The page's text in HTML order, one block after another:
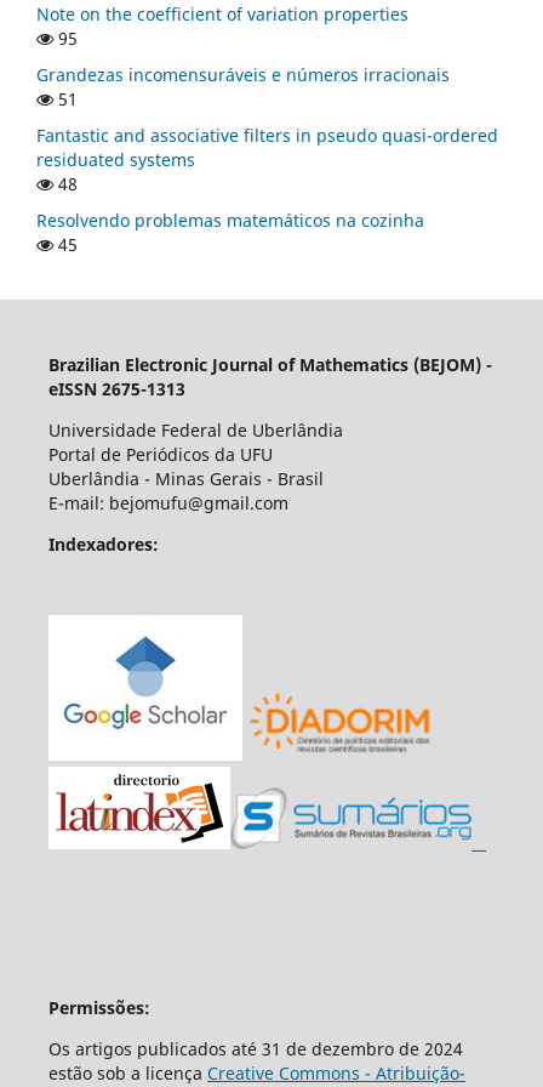
Note on the coefficient of variation properties
95
Grandezas incomensuráveis e números irracionais
51
Fantastic and associative filters in pseudo quasi-ordered
residuated systems
48
Resolvendo problemas matemáticos na cozinha
45
Brazilian Electronic Journal of Mathematics (BEJOM) -
eISSN 2675-1313
Universidade Federal de Uberlândia
Portal de Periódicos da UFU
Uberlândia - Minas Gerais - Brasil
E-mail: bejomufu@gmail.com
Indexadores:
Permissões:
Os artigos publicados até 31 de dezembro de 2024
estão sob a licença Creative Commons - Atribuição-